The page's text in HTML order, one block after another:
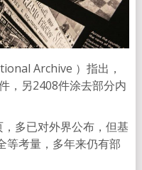
Archive ）指出，
，另2408件涂去部分内
多已对外界公布，但基
等考量，多年来仍有部